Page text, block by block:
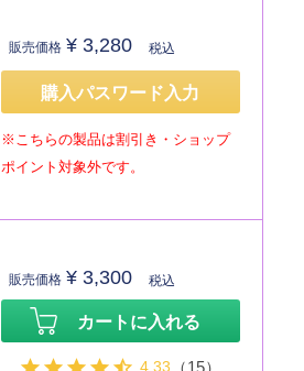
販売価格 ¥ 3,280 税込
購入パスワード入力
※こちらの製品は割引き・ショップ
ポイント対象外です。
販売価格 ¥ 3,300 税込
カートに入れる
4.33 （15）